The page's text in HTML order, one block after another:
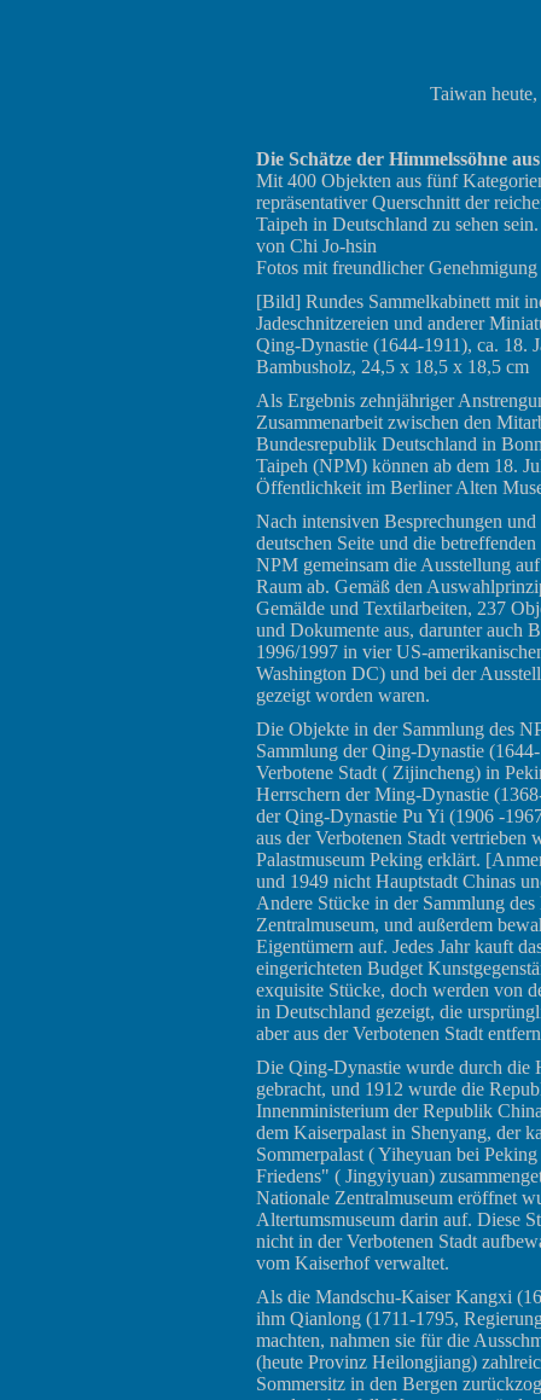
Taiwan
Die Schätze der Himmelssöhne
Mit 400 Objekten aus fünf
repräsentativer Querschnitt der
Taipeh in Deutschland zu sehen sein.
von Chi Jo-hsin
Fotos mit freundlicher
[Bild] Rundes Sammelkabinett mit
Jadeschnitzereien und anderer
Qing-Dynastie (1644-1911), ca. 18.
Bambusholz, 24,5 x 18,5 x 18,5 cm
Als Ergebnis zehnjähriger
Zusammenarbeit zwischen den
Bundesrepublik Deutschland in
Taipeh (NPM) können ab dem 18.
Öffentlichkeit im Berliner Alten
Nach intensiven Besprechungen
deutschen Seite und die
NPM gemeinsam die Ausstellung
Raum ab. Gemäß den
Gemälde und Textilarbeiten, 237
und Dokumente aus, darunter auch
1996/1997 in vier US-
Washington DC) und bei der
gezeigt worden waren.
Die Objekte in der Sammlung des
Sammlung der Qing-Dynastie
Verbotene Stadt ( Zijincheng) in
Herrschern der Ming-Dynastie
der Qing-Dynastie Pu Yi (1906 -
aus der Verbotenen Stadt vertrieben
Palastmuseum Peking erklärt.
und 1949 nicht Hauptstadt Chinas
Andere Stücke in der Sammlung
Zentralmuseum, und außerdem
Eigentümern auf. Jedes Jahr kauft
eingerichteten Budget
exquisite Stücke, doch werden von
in Deutschland gezeigt, die
aber aus der Verbotenen Stadt
Die Qing-Dynastie wurde durch die
gebracht, und 1912 wurde die
Innenministerium der Republik
dem Kaiserpalast in Shenyang, der
Sommerpalast ( Yiheyuan bei
Friedens" ( Jingyiyuan)
Nationale Zentralmuseum eröffnet
Altertumsmuseum darin auf. Diese
nicht in der Verbotenen Stadt
vom Kaiserhof verwaltet.
Als die Mandschu-Kaiser Kangxi
ihm Qianlong (1711-1795,
machten, nahmen sie für die
(heute Provinz Heilongjiang)
Sommersitz in den Bergen